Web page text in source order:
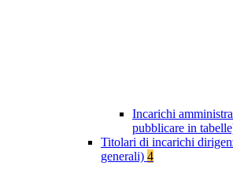
Incarichi
pubblicare in
Titolari di incarichi
generali) 4